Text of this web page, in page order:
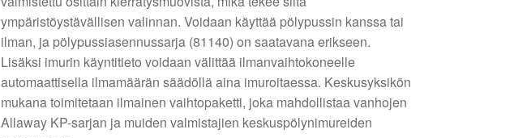
ympäristöystävällisen valinnan. Voidaan käyttää pölypussin kanssa tai
ilman, ja pölypussiasennussarja (81140) on saatavana erikseen.
Lisäksi imurin käyntitieto voidaan välittää ilmanvaihtokoneelle
automaattisella ilmamäärän säädöllä aina imuroitaessa. Keskusyksikön
mukana toimitetaan ilmainen vaihtopaketti, joka mahdollistaa vanhojen
Allaway KP-sarjan ja muiden valmistajien keskuspölynimureiden